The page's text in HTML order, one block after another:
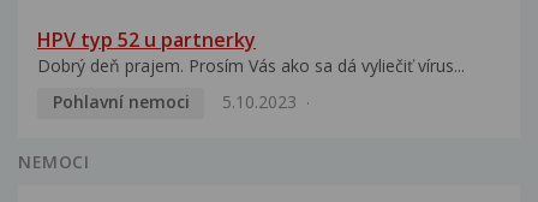
HPV typ 52 u partnerky
Dobrý deň prajem. Prosím Vás ako sa dá vyliečiť vírus...
Pohlavní nemoci
5.10.2023
NEMOCI